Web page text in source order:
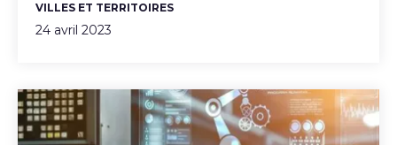
VILLES ET TERRITOIRES
24 avril 2023